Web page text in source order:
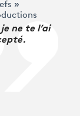
»
ne te l’ai